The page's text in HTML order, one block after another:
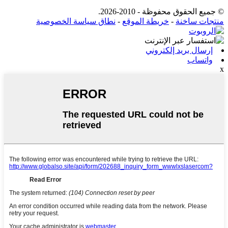
© جميع الحقوق محفوظة - 2010-2026.
منتجات ساخنة - خريطة الموقع - نطاق سياسة الخصوصية
إرسال بريد إلكتروني
واتساب
x